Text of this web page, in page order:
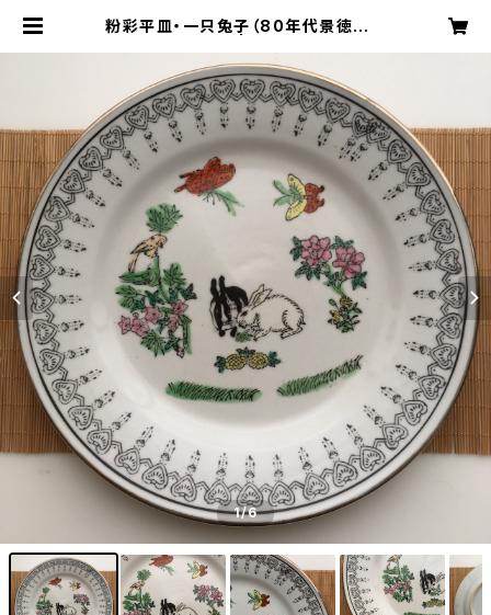
粉彩平皿・一只兔子（80年代景徳鎮デ
1/6